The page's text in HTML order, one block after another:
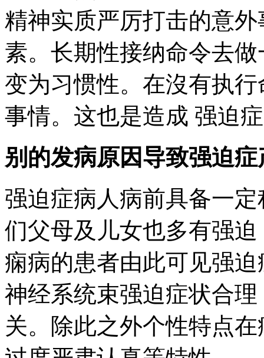
精神实质严厉打击的意
素。长期性接纳命令去
变为习惯性。在沒有执
事情。这也是造成 强迫
别的发病原因导致强迫症
强迫症病人病前具备一
们父母及儿女也多有强
痫病的患者由此可见强
神经系统束强迫症状合
关。除此之外个性特点